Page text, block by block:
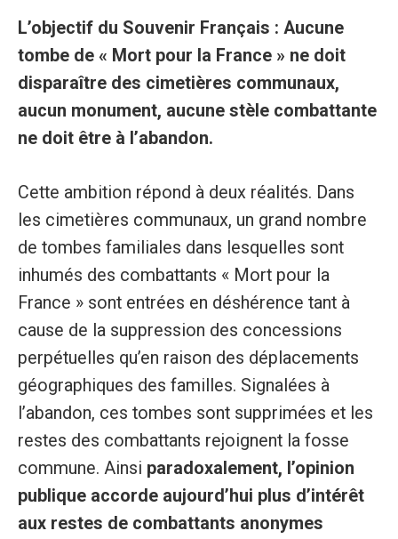
L’objectif du Souvenir Français : Aucune
tombe de « Mort pour la France » ne doit
disparaître des cimetières communaux,
aucun monument, aucune stèle combattante
ne doit être à l’abandon.
Cette ambition répond à deux réalités. Dans
les cimetières communaux, un grand nombre
de tombes familiales dans lesquelles sont
inhumés des combattants « Mort pour la
France » sont entrées en déshérence tant à
cause de la suppression des concessions
perpétuelles qu’en raison des déplacements
géographiques des familles. Signalées à
l’abandon, ces tombes sont supprimées et les
restes des combattants rejoignent la fosse
commune. Ainsi paradoxalement, l’opinion
publique accorde aujourd’hui plus d’intérêt
aux restes de combattants anonymes